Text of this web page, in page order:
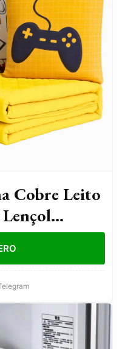
Cobre Leito
Quarto